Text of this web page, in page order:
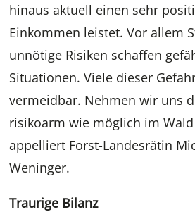
hinaus aktuell einen sehr
Einkommen leistet. Vor allem
unnötige Risiken schaffen
Situationen. Viele dieser
vermeidbar. Nehmen wir uns
risikoarm wie möglich im Wald
appelliert Forst-Landesrätin
Weninger.
Traurige Bilanz